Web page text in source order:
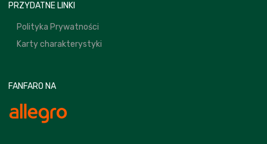
PRZYDATNE LINKI
Polityka Prywatności
Karty charakterystyki
FANFARO NA